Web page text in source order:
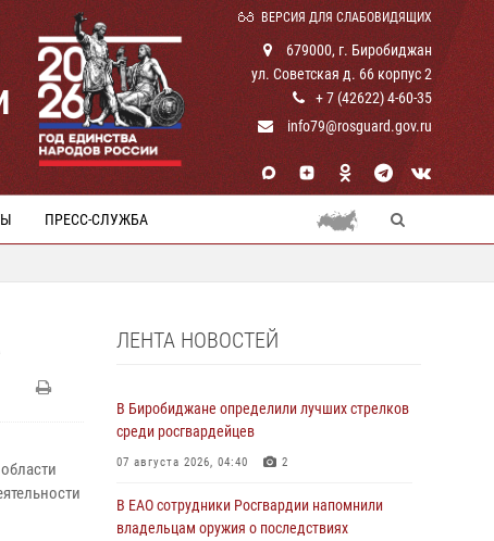
ВЕРСИЯ ДЛЯ СЛАБОВИДЯЩИХ
679000, г. Биробиджан
ул. Советская д. 66 корпус 2
+ 7 (42622) 4-60-35
info79@rosguard.gov.ru
ПРЕСС-СЛУЖБА
ЛЕНТА НОВОСТЕЙ
В Биробиджане определили лучших стрелков
среди росгвардейцев
07 августа 2026, 04:40 2
В ЕАО сотрудники Росгвардии напомнили
владельцам оружия о последствиях